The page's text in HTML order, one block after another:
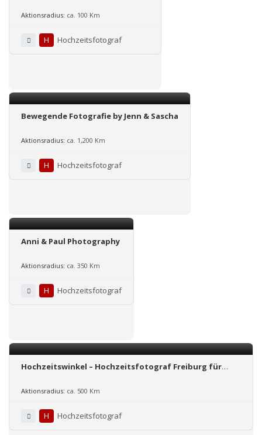
Aktionsradius: ca. 100 Km
H Hochzeitsfotograf
Bewegende Fotografie by Jenn & Sascha
Aktionsradius: ca. 1,200 Km
H Hochzeitsfotograf
Anni & Paul Photography
Aktionsradius: ca. 350 Km
H Hochzeitsfotograf
Hochzeitswinkel – Hochzeitsfotograf Freiburg für
Aktionsradius: ca. 500 Km
H Hochzeitsfotograf